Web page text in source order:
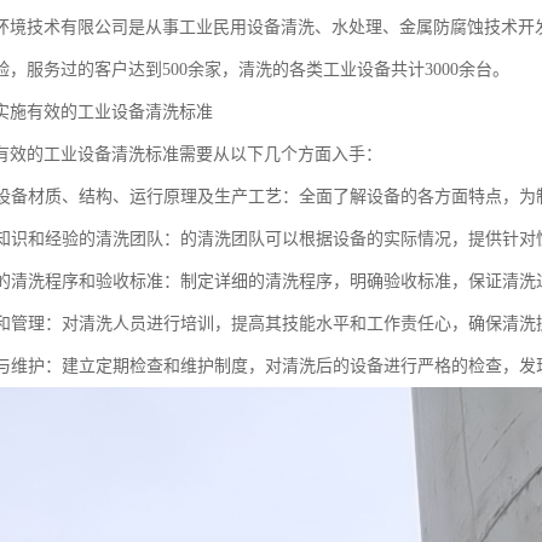
境技术有限公司是从事工业民用设备清洗、水处理、金属防腐蚀技术
，服务过的客户达到500余家，清洗的各类工业设备共计3000余台。
施有效的工业设备清洗标准
效的工业设备清洗标准需要从以下几个方面入手：
备材质、结构、运行原理及生产工艺：全面了解设备的各方面特点，
识和经验的清洗团队：的清洗团队可以根据设备的实际情况，提供针对
清洗程序和验收标准：制定详细的清洗程序，明确验收标准，保证清
管理：对清洗人员进行培训，提高其技能水平和工作责任心，确保清
维护：建立定期检查和维护制度，对清洗后的设备进行严格的检查，